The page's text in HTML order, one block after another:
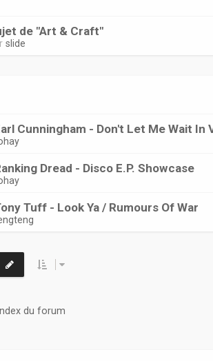
de "Art & Craft"
slide
Cunningham - Don't Let Me Wait In
Dread - Disco E.P. Showcase
Tuff - Look Ya / Rumours Of War
du forum